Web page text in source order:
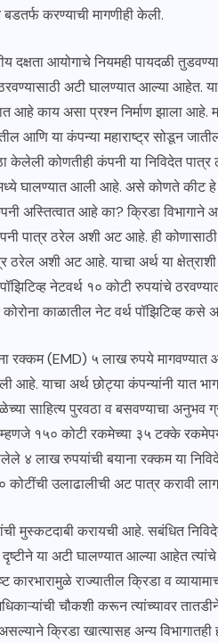
करण्याची मागणीही केली.
दक्षता आयोगाचे नियमही पायदळी
अटी घालण्यात आल्या आहेत.
आहे काय असा प्रश्न निर्माण झाला आहे.
आणि या कंपन्या महाराष्ट्र सोडून
केलेली कोणतीही कंपनी या निविदेत
घालण्यात आली आहे. असे कोणते कीट हे
अस्तित्वात आहे का? क्रिडा विभागाने
पात्र ठरेल अशी अट आहे. ही
अशी अट आहे. याचा अर्थ या
नेटवर्थ १० कोटी रुपयांचे
कोरोना काळातील नेट वर्थ पॉझिटिव्ह
रक्कम (EMD) ५ लाख रुपये मागवण्यात
आहे. याचा अर्थ छोट्या कंपन्यांनी यात
साहित्य पुरवठा व बसवण्याचा अनुभव
१५० कोटी रकमेच्या ३५ टक्के
४ लाख रुपयांची बयाना रक्कम या
उलाढालीची अट पात्र करावी
मुस्कटदाबी करायची आहे. सबंधित
या अटी घालण्यात आल्या आहेत
कारभारामुळे राज्यातील क्रिडा व
चौकशी करून त्यांच्यावर
क्रिडा खात्यासह अन्य विभागातही